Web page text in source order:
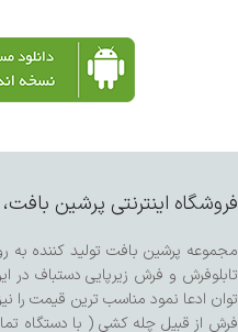
فروشگاه اینترنتی پرشین
مجموعه پرشین بافت تولید کننده
تابلوفرش و فرش زیرپایی دستباف در
توان ادعا نمود مناسب ترین قیمت را
فرش از قبیل چله کشی ( با دستگاه